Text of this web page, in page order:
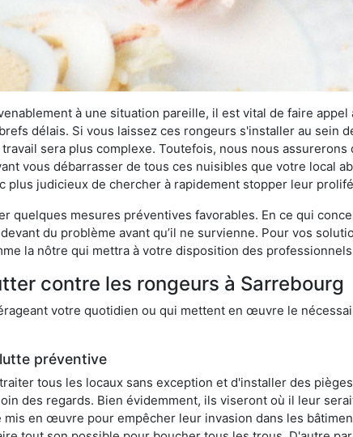
à une situation pareille, il est vital de faire
délais. Si vous laissez ces rongeurs s'installer au sein
sera plus complexe. Toutefois, nous nous
vous débarrasser de tous ces nuisibles que votre local
plus judicieux de chercher à rapidement stopper leur
quelques mesures préventives favorables. En ce qui
du problème avant qu’il ne survienne. Pour vos
la nôtre qui mettra à votre disposition des
contre les rongeurs à Sarrebourg
votre quotidien ou qui mettent en œuvre le
préventive
tous les locaux sans exception et d'installer des
des regards. Bien évidemment, ils viseront où il leur
en œuvre pour empêcher leur invasion dans les